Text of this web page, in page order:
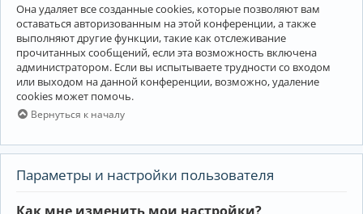
Она удаляет все созданные cookies, которые позволяют вам
оставаться авторизованным на этой конференции, а также
выполняют другие функции, такие как отслеживание
прочитанных сообщений, если эта возможность включена
администратором. Если вы испытываете трудности со входом
или выходом на данной конференции, возможно, удаление
cookies может помочь.
Вернуться к началу
Параметры и настройки пользователя
Как мне изменить мои настройки?